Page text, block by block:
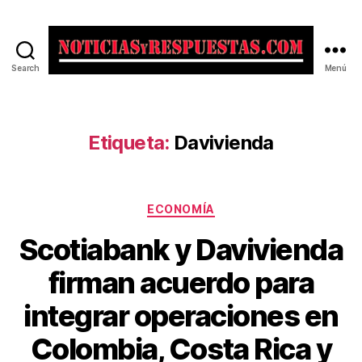
Search Menú
Etiqueta: Davivienda
Categorías
ECONOMÍA
Scotiabank y Davivienda
firman acuerdo para
integrar operaciones en
Colombia, Costa Rica y